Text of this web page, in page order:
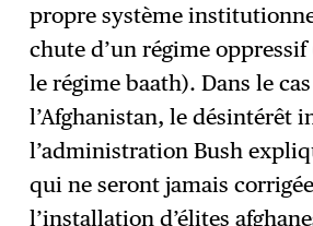
propre système
chute d’un régime
le régime baath). Dans le
l’Afghanistan, le désintérêt
l’administration Bush
qui ne seront jamais
l’installation d’élites